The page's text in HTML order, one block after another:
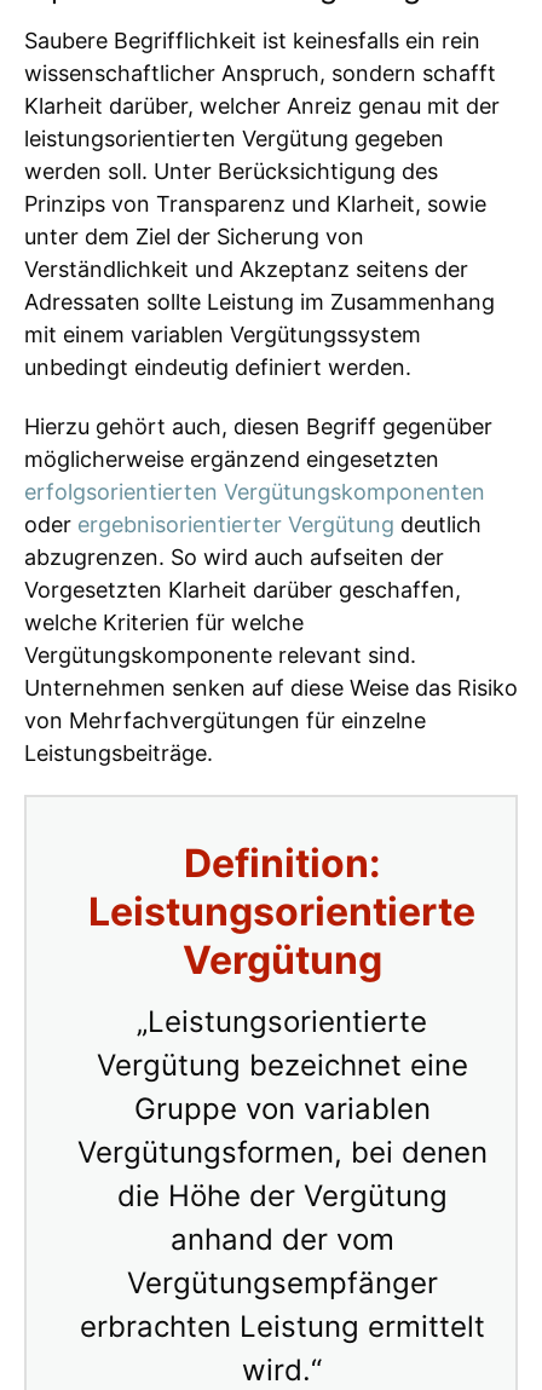
Saubere Begrifflichkeit ist keinesfalls ein rein
wissenschaftlicher Anspruch, sondern schafft
Klarheit darüber, welcher Anreiz genau mit der
leistungsorientierten Vergütung gegeben
werden soll. Unter Berücksichtigung des
Prinzips von Transparenz und Klarheit, sowie
unter dem Ziel der Sicherung von
Verständlichkeit und Akzeptanz seitens der
Adressaten sollte Leistung im Zusammenhang
mit einem variablen Vergütungssystem
unbedingt eindeutig definiert werden.
Hierzu gehört auch, diesen Begriff gegenüber
möglicherweise ergänzend eingesetzten
erfolgsorientierten Vergütungskomponenten
oder ergebnisorientierter Vergütung deutlich
abzugrenzen. So wird auch aufseiten der
Vorgesetzten Klarheit darüber geschaffen,
welche Kriterien für welche
Vergütungskomponente relevant sind.
Unternehmen senken auf diese Weise das Risiko
von Mehrfachvergütungen für einzelne
Leistungsbeiträge.
Definition:
Leistungsorientierte
Vergütung
„Leistungsorientierte
Vergütung bezeichnet eine
Gruppe von variablen
Vergütungsformen, bei denen
die Höhe der Vergütung
anhand der vom
Vergütungsempfänger
erbrachten Leistung ermittelt
wird.“